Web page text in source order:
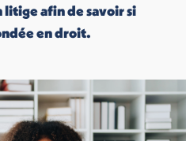
litige afin de savoir si
en droit.